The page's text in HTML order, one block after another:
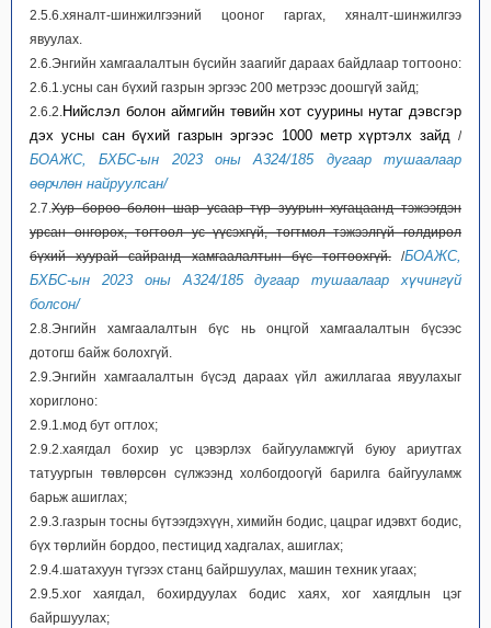
2.5.6.хяналт-шинжилгээний цооног гаргах, хяналт-шинжилгээ
явуулах.
2.6.Энгийн хамгаалалтын бүсийн заагийг дараах байдлаар тогтооно:
2.6.1.усны сан бүхий газрын эргээс 200 метрээс доошгүй зайд;
2.6.2.Нийслэл болон аймгийн төвийн хот суурины нутаг дэвсгэр
дэх усны сан бүхий газрын эргээс 1000 метр хүртэлх зайд /
БОАЖС, БХБС-ын 2023 оны А324/185 дугаар тушаалаар
өөрчлөн найруулсан/
2.7.Хур бороо болон шар усаар түр зуурын хугацаанд тэжээгдэн
урсан өнгөрөх, тогтоол ус үүсэхгүй, тогтмол тэжээлгүй голдирол
бүхий хуурай сайранд хамгаалалтын бүс тогтоохгүй./БОАЖС,
БХБС-ын 2023 оны А324/185 дугаар тушаалаар хүчингүй
болсон/
2.8.Энгийн хамгаалалтын бүс нь онцгой хамгаалалтын бүсээс
дотогш байж болохгүй.
2.9.Энгийн хамгаалалтын бүсэд дараах үйл ажиллагаа явуулахыг
хориглоно:
2.9.1.мод бут огтлох;
2.9.2.хаягдал бохир ус цэвэрлэх байгууламжгүй буюу ариутгах
татуургын төвлөрсөн сүлжээнд холбогдоогүй барилга байгууламж
барьж ашиглах;
2.9.3.газрын тосны бүтээгдэхүүн, химийн бодис, цацраг идэвхт бодис,
бүх төрлийн бордоо, пестицид хадгалах, ашиглах;
2.9.4.шатахуун түгээх станц байршуулах, машин техник угаах;
2.9.5.хог хаягдал, бохирдуулах бодис хаях, хог хаягдлын цэг
байршуулах;